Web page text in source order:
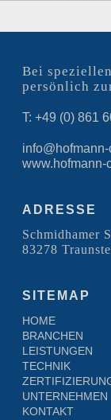
Bei
persönlich
T: +49 (0) 861
www.hofmann-
ADRESSE
Schmidhamer
83278
SITEMAP
HOME
BRANCHEN
LEISTUNGEN
TECHNIK
UNTERNEHMEN
KONTAKT